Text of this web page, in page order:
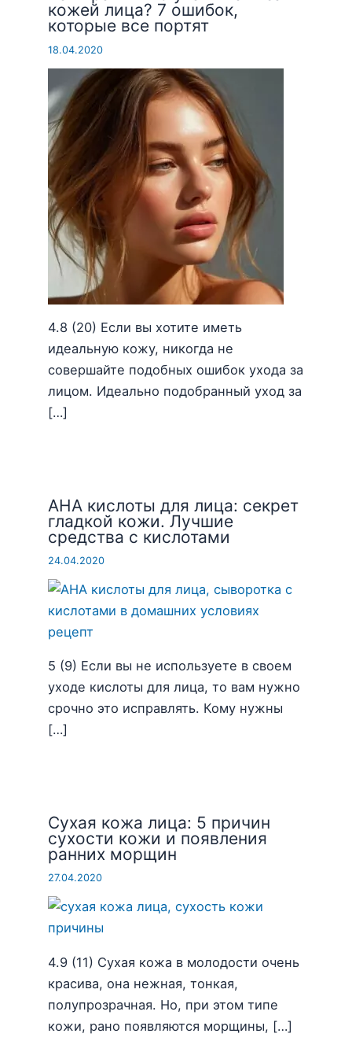
кожей лица? 7 ошибок,
которые все портят
18.04.2020
4.8 (20) Если вы хотите иметь
идеальную кожу, никогда не
совершайте подобных ошибок ухода за
лицом. Идеально подобранный уход за
[…]
AHA кислоты для лица: секрет
гладкой кожи. Лучшие
средства с кислотами
24.04.2020
5 (9) Если вы не используете в своем
уходе кислоты для лица, то вам нужно
срочно это исправлять. Кому нужны
[…]
Сухая кожа лица: 5 причин
сухости кожи и появления
ранних морщин
27.04.2020
4.9 (11) Сухая кожа в молодости очень
красива, она нежная, тонкая,
полупрозрачная. Но, при этом типе
кожи, рано появляются морщины, […]